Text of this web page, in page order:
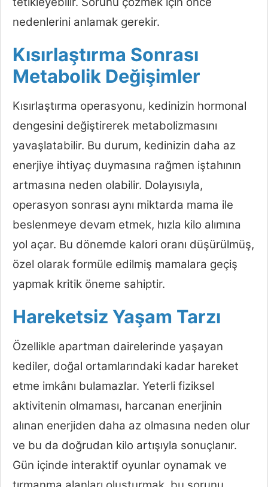
nedenlerini anlamak gerekir.
Kısırlaştırma Sonrası
Metabolik Değişimler
Kısırlaştırma operasyonu, kedinizin hormonal
dengesini değiştirerek metabolizmasını
yavaşlatabilir. Bu durum, kedinizin daha az
enerjiye ihtiyaç duymasına rağmen iştahının
artmasına neden olabilir. Dolayısıyla,
operasyon sonrası aynı miktarda mama ile
beslenmeye devam etmek, hızla kilo alımına
yol açar. Bu dönemde kalori oranı düşürülmüş,
özel olarak formüle edilmiş mamalara geçiş
yapmak kritik öneme sahiptir.
Hareketsiz Yaşam Tarzı
Özellikle apartman dairelerinde yaşayan
kediler, doğal ortamlarındaki kadar hareket
etme imkânı bulamazlar. Yeterli fiziksel
aktivitenin olmaması, harcanan enerjinin
alınan enerjiden daha az olmasına neden olur
ve bu da doğrudan kilo artışıyla sonuçlanır.
Gün içinde interaktif oyunlar oynamak ve